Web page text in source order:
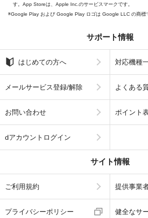
す。App Storeは、Apple Inc.のサービスマークです。
Google Play および Google Play ロゴは Google LLC の商標
サポート情報
はじめての方へ 対応機種
メールサービス登録/解除 よくある
お問い合わせ ポイント
dアカウントログイン
サイト情報
ご利用規約 提供事業
プライバシーポリシー 健全なサ